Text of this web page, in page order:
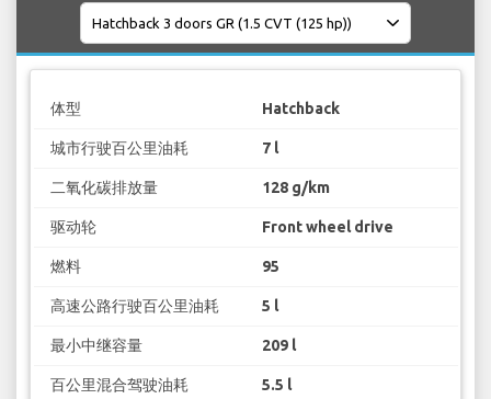
体型 Hatchback
城市行驶百公里油耗 7 l
二氧化碳排放量 128 g/km
驱动轮 Front wheel drive
燃料 95
高速公路行驶百公里油耗 5 l
最小中继容量 209 l
百公里混合驾驶油耗 5.5 l